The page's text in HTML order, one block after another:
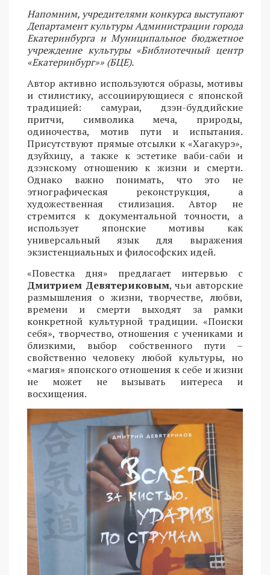
Напомним, учредителями конкурса выступают
Департамент культуры Администрации города
Екатеринбурга и Муниципальное бюджетное
учреждение культуры «Библиотечный центр
«Екатеринбург»» (БЦЕ).
Автор активно используются образы, мотивы
и стилистику, ассоциирующиеся с японской
традицией: самураи, дзэн-буддийские
притчи, символика меча, природы,
одиночества, мотив пути и испытания.
Присутствуют прямые отсылки к «Хагакурэ»,
дзуйхицу, а также к эстетике ваби-саби и
дзэнскому отношению к жизни и смерти.
Однако важно понимать, что это не
этнографическая реконструкция, а
художественная стилизация. Автор не
стремится к документальной точности, а
использует японские мотивы как
универсальный язык для выражения
экзистенциальных и философских идей.
«Повестка дня» предлагает интервью с
Дмитрием Девятериковым, чьи авторские
размышления о жизни, творчестве, любви,
времени и смерти выходят за рамки
конкретной культурной традиции. «Поиски
себя», творчество, отношения с учениками и
близкими, выбор собственного пути –
свойственно человеку любой культуры, но
«магия» японского отношения к себе и жизни
не может не вызывать интереса и
восхищения.